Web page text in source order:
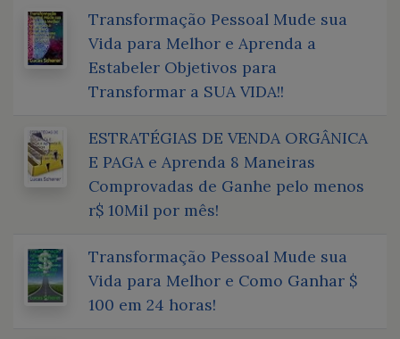
Transformação Pessoal Mude sua
Vida para Melhor e Aprenda a
Estabeler Objetivos para
Transformar a SUA VIDA!!
ESTRATÉGIAS DE VENDA ORGÂNICA
E PAGA e Aprenda 8 Maneiras
Comprovadas de Ganhe pelo menos
r$ 10Mil por mês!
Transformação Pessoal Mude sua
Vida para Melhor e Como Ganhar $
100 em 24 horas!